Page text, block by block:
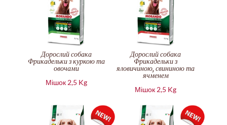
Дорослий собака
Фрикадельки з куркою та
овочами
Мішок 2,5 Kg
Дорослий собака
Фрикадельки з
яловичиною, свининою та
ячменем
Мішок 2,5 Kg